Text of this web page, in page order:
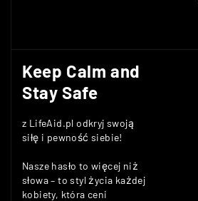
Keep Calm and
Stay Safe
z LifeAid.pl odkryj swoją
siłę i pewność siebie!
Nasze hasło to więcej niż
słowa – to styl życia każdej
kobiety, która ceni